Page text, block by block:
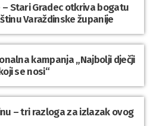
– Stari Gradec otkriva bogatu
Varaždinske županije
kampanja „Najbolji dječji
se nosi“
– tri razloga za izlazak ovog